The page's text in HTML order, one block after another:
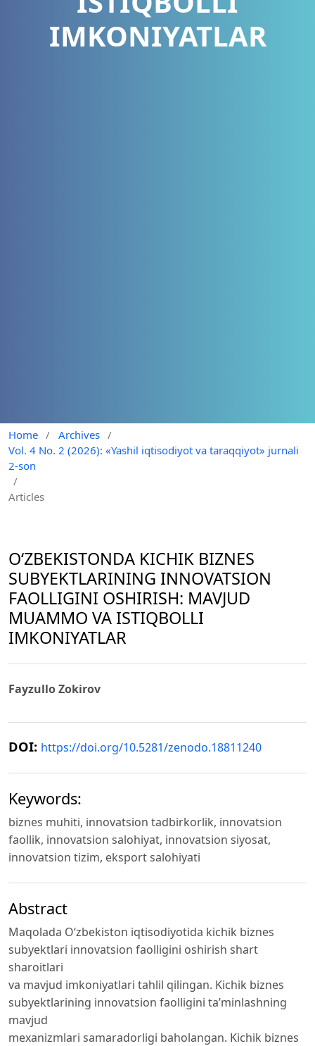
IMKONIYATLAR
Home / Archives /
Vol. 4 No. 2 (2026): «Yashil iqtisodiyot va taraqqiyot» jurnali
2-son
/
Articles
O‘ZBEKISTONDA KICHIK BIZNES
SUBYEKTLARINING INNOVATSION
FAOLLIGINI OSHIRISH: MAVJUD
MUAMMO VA ISTIQBOLLI
IMKONIYATLAR
Fayzullo Zokirov
DOI: https://doi.org/10.5281/zenodo.18811240
Keywords:
biznes muhiti, innovatsion tadbirkorlik, innovatsion
faollik, innovatsion salohiyat, innovatsion siyosat,
innovatsion tizim, eksport salohiyati
Abstract
Maqolada O‘zbekiston iqtisodiyotida kichik biznes
subyektlari innovatsion faolligini oshirish shart
sharoitlari
va mavjud imkoniyatlari tahlil qilingan. Kichik biznes
subyektlarining innovatsion faolligini ta’minlashning
mavjud
mexanizmlari samaradorligi baholangan. Kichik biznes